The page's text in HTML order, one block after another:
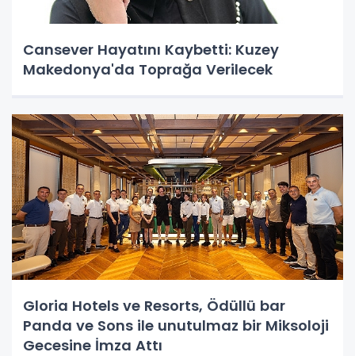
Cansever Hayatını Kaybetti: Kuzey
Makedonya'da Toprağa Verilecek
Gloria Hotels ve Resorts, Ödüllü bar
Panda ve Sons ile unutulmaz bir Miksoloji
Gecesine İmza Attı